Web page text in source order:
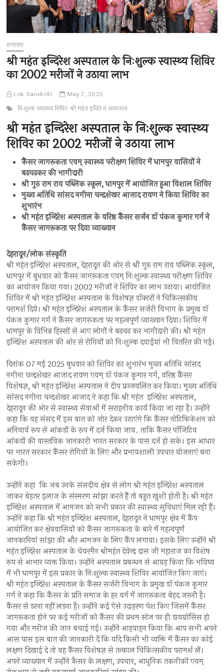
समाचार
श्री महंत इन्दिरेश अस्पताल के निःशुल्क स्वास्थ्य शिविर
का 2002 मरीजों ने उठाया लाभ
Lok Sanskriti
May 7, 2025
निःशुल्क स्वास्थ्य शिविर श्री महंत इन्दिरेश अस्पताल
श्री महंत इन्दिरेश अस्पताल के निःशुल्क स्वास्थ्य
शिविर का 2002 मरीजों ने उठाया लाभ
कैंसर जागरूकता एवम् स्वास्थ्य परीक्षण शिविर में धामपुर वासियों ने
बढ़चढ़कर की भागीदारी
श्री गुरु राम राय पब्लिक स्कूल, धामपुर में आयोजित हुआ विशाल शिविर
मुख्य अतिथि सांसद नगीना चन्द्रशेखर आज़ाद रावण ने किया शिविर का
शुभारंभ
श्री महंत इन्दिरेश अस्पताल के वरिष्ठ कैंसर सर्जन डॉ पंकज कुमार गर्ग ने
कैंसर जागरूकता पर दिया व्याख्यान
देहरादून/लोक संस्कृति
श्री महंत इन्दिरेश अस्पताल, देहरादून की ओर से श्रीे गुरु राम राय पब्लिक स्कूल,
धामपुर में बुधवार को कैंसर जागरूकता एवम् निःशुल्क स्वास्थ्य परीक्षण शिविर
का आयोजन किया गया। 2002 मरीजों ने शिविर का लाभ उठाया। आयोजित
शिविर में श्री महंत इन्दिरेश अस्पताल के विशेषज्ञ डॉक्टरों ने चिकित्सकीय
परामर्श दिये। श्री महंत इन्दिरेश अस्पताल के कैंसर सर्जरी विभाग के प्रमुख डॉ
पंकज कुमार गर्ग ने कैंसर जागरूकता पर महत्वपूर्णं व्याख्यान दिया। शिविर में
धामपुर के विभिन्न हिस्सों से आए लोगों ने बढ़चढ़ कर भागीदारी की। श्री महंत
इन्दिरेश अस्पताल की ओर से रोगियों को निःशुल्क दवाईयां भी वितरित की गईं।
दिनांक 07 मई 2025 बुधवार को शिविर का शुभारंभ मुख्य अतिथि सांसद
नगीना चन्द्रशेखर आज़ाद रावण एवम् डॉ पंकज कुमार गर्ग, वरिष्ठ कैंसर
विशेषज्ञ, श्री महंत इन्दिरेश अस्पताल ने दीप प्रज्जवलित कर किया। मुख्य अतिथि
सांसद नगीना चन्द्रशेखर आजाद ने कहा कि श्री महंत इन्दिरेश अस्पताल,
देहरादून की ओर से स्वास्थ्य सेवाओं में सराहनीय कार्य किया जा रहा है। उन्होंने
कहा कि वह संसद में इस बात को जोर देकर उठाएंगे कि कैंसर नोटिफिकेशन को
अनिवार्य रूप से आंकड़ों के रूप में दर्ज किया जाय. ताकि कैंसर पॉजिटिव
आंकड़ों की वास्तविक जानकारी भारत सरकार के पास दर्ज हो सके। इस आधार
पर भारत सरकार कैंसर रोगियों के लिए और प्रभावशाली उपचार योजनाएं बना
सकेगी।
उन्होंने कहा कि जब उनके संसदीय क्षेत्र से लोग श्री महंत इन्दिरेश अस्पताल
जाकर बेहतर इलाज के संस्मरण सांझा करते हैं तो बहुत खुशी होती है। श्री महंत
इन्दिरेश अस्पताल में आमजन को सभी प्रकार की स्वास्थ्य सुविधाएं मिल रही हैं।
उन्होंने कहा कि श्री महंत इन्दिरेश अस्पताल, देहरादून ने धामपुर क्षेत्र में कैंप
आयोजित कर क्षेत्रवासियों को कैंसर जागरूकता के बारे में महत्वपूर्णं
जानकारियां सांझा की और आमजन के लिए कैंप लगाया। इसके लिए उन्होंने श्री
महंत इन्दिरेश अस्पताल के चेयरमैन श्रीमहंत देवेन्द्र दास जी महाराज का विशेष
रूप से आभार व्यक्त किया। उन्होंने अस्पताल प्रबन्धन से आग्रह किया कि भविष्य
में भी धामपुर में इस प्रकार के निःशुल्क स्वास्थ्य शिविर आयोजित किए जाएं।
श्री महंत इन्दिरेश अस्पताल के कैंसर सर्जरी विभाग के प्रमुख डॉ पंकज कुमार
गर्ग ने कहा कि कैंसर के प्रति समाज के हर वर्ग में जागरूकता बेहद जरूरी है।
कैंसर से डरना नहीं लड़ना है। उन्होंने कई ऐसे उदाहरण पेश किए जिसमें कैंसर
जागरूकता होने पर कई मरीजों को कैंसर की प्रथम स्टेज पर ही डायग्नोसिस हो
गया और मरीज की जान बचाई गई। उन्होंने आहवाहन किया कि आप सभी अपने
आस पास इस बात की जानकारी दें कि यदि किसी भी व्यक्ति में कैंसर का कोई
लक्षण दिखाई दे तो वह कैंसर विशेषज्ञ से तत्काल चिकित्सकीय परामर्श लें।
अपने व्याख्यान में उन्होंने कैसर के लक्षण, उपचार, आधुनिक तकनीकों एवम्